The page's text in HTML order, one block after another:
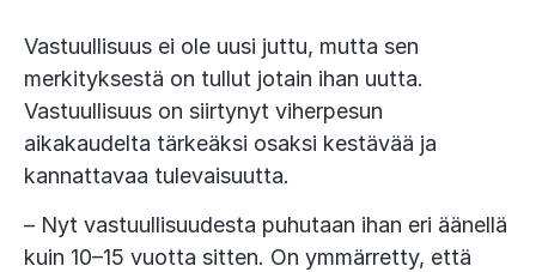
Vastuullisuus ei ole uusi juttu, mutta sen
merkityksestä on tullut jotain ihan uutta.
Vastuullisuus on siirtynyt viherpesun
aikakaudelta tärkeäksi osaksi kestävää ja
kannattavaa tulevaisuutta.
– Nyt vastuullisuudesta puhutaan ihan eri äänellä
kuin 10–15 vuotta sitten. On ymmärretty, että